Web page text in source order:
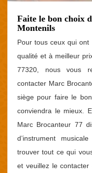
Faite le bon choix
Montenils
Pour tous ceux qui ont
qualité et à meilleur
77320, nous vous
contacter Marc
siège pour faire le
conviendra le mieux.
Marc Brocanteur 77
d’instrument
trouver tout ce qui
et veuillez le